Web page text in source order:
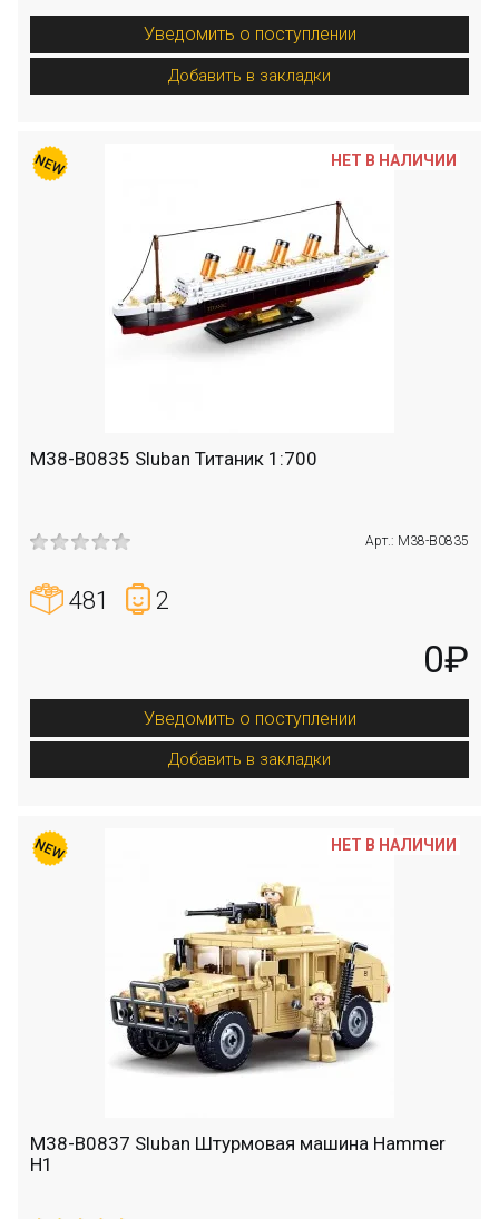
Уведомить о поступлении
Добавить в закладки
M38-B0835 Sluban Титаник 1:700
Арт.: M38-B0835
481 2
0₽
Уведомить о поступлении
Добавить в закладки
НЕТ В НАЛИЧИИ
M38-B0837 Sluban Штурмовая машина Hammer
H1
НЕТ В НАЛИЧИИ